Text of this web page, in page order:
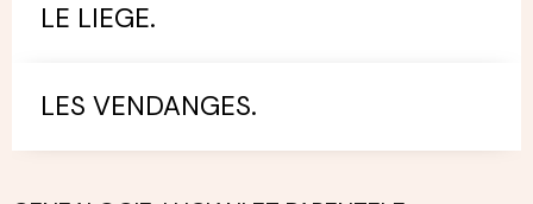
LE LIEGE.
LES VENDANGES.